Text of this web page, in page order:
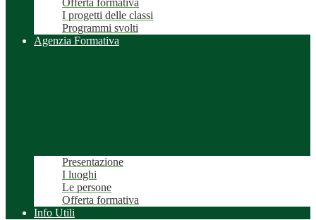
Offerta formativa
I progetti delle classi
Programmi svolti
Agenzia Formativa
Presentazione
I luoghi
Le persone
Offerta formativa
Info Utili